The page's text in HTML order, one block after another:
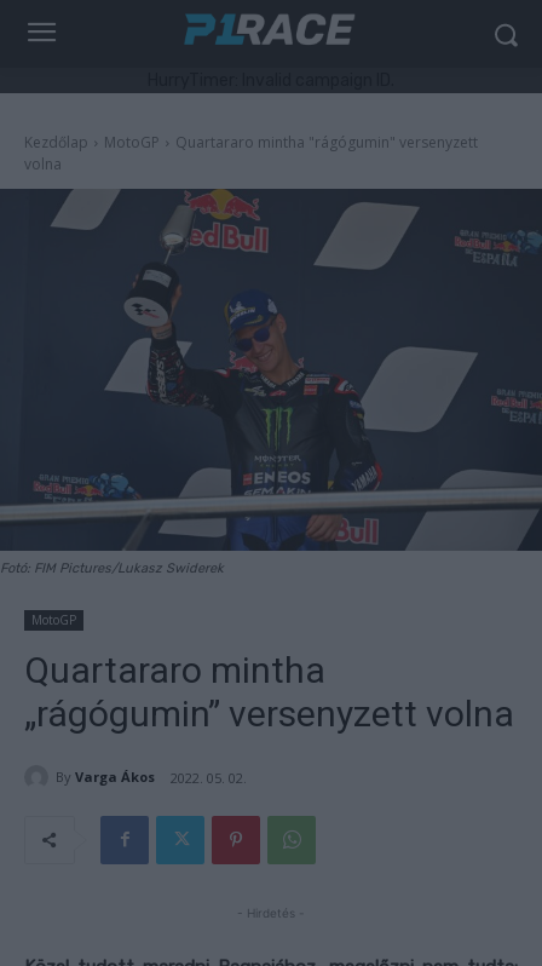
Kezdőlap MotoGP
Quartararo mintha "rágógumin" versenyzett
volna
Fotó: FIM Pictures/Lukasz Swiderek
MotoGP
Quartararo mintha
„rágógumin” versenyzett volna
By Varga Ákos 2022. 05. 02.
- Hirdetés -